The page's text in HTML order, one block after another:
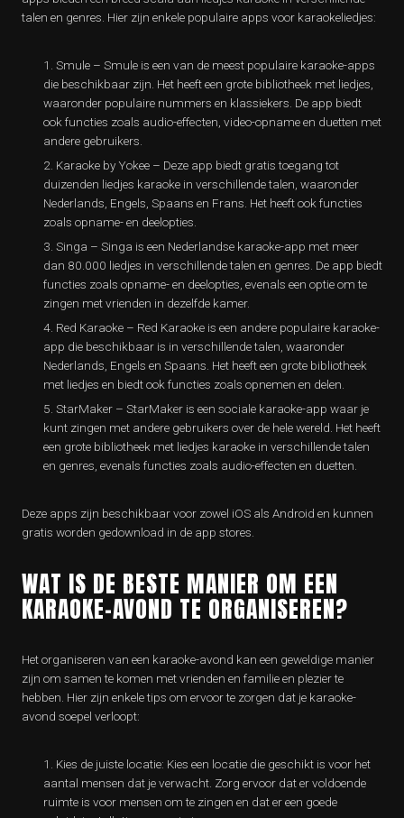
talen en genres. Hier zijn enkele populaire apps voor karaokeliedjes:
Smule – Smule is een van de meest populaire karaoke-apps
die beschikbaar zijn. Het heeft een grote bibliotheek met liedjes,
waaronder populaire nummers en klassiekers. De app biedt
ook functies zoals audio-effecten, video-opname en duetten met
andere gebruikers.
Karaoke by Yokee – Deze app biedt gratis toegang tot
duizenden liedjes karaoke in verschillende talen, waaronder
Nederlands, Engels, Spaans en Frans. Het heeft ook functies
zoals opname- en deelopties.
Singa – Singa is een Nederlandse karaoke-app met meer
dan 80.000 liedjes in verschillende talen en genres. De app biedt
functies zoals opname- en deelopties, evenals een optie om te
zingen met vrienden in dezelfde kamer.
Red Karaoke – Red Karaoke is een andere populaire karaoke-
app die beschikbaar is in verschillende talen, waaronder
Nederlands, Engels en Spaans. Het heeft een grote bibliotheek
met liedjes en biedt ook functies zoals opnemen en delen.
StarMaker – StarMaker is een sociale karaoke-app waar je
kunt zingen met andere gebruikers over de hele wereld. Het heeft
een grote bibliotheek met liedjes karaoke in verschillende talen
en genres, evenals functies zoals audio-effecten en duetten.
Deze apps zijn beschikbaar voor zowel iOS als Android en kunnen
gratis worden gedownload in de app stores.
WAT IS DE BESTE MANIER OM EEN
KARAOKE-AVOND TE ORGANISEREN?
Het organiseren van een karaoke-avond kan een geweldige manier
zijn om samen te komen met vrienden en familie en plezier te
hebben. Hier zijn enkele tips om ervoor te zorgen dat je karaoke-
avond soepel verloopt:
Kies de juiste locatie: Kies een locatie die geschikt is voor het
aantal mensen dat je verwacht. Zorg ervoor dat er voldoende
ruimte is voor mensen om te zingen en dat er een goede